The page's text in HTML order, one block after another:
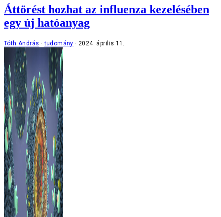
Áttörést hozhat az influenza kezelésében
egy új hatóanyag
Tóth András tudomány 2024. április 11.